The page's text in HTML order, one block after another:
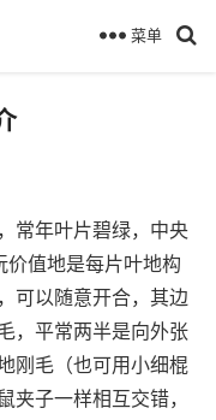
菜单
常年叶片碧绿，中央
价值地是每片叶地构
可以随意开合，其边
，平常两半是向外张
刚毛（也可用小细棍
夹子一样相互交错，